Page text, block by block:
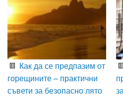
Как да се предпазим от
горещините – практични
съвети за безопасно лято